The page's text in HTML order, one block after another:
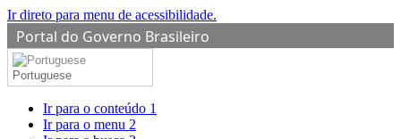
Ir direto para menu de acessibilidade.
Portal do Governo Brasileiro
Portuguese
Ir para o conteúdo 1
Ir para o menu 2